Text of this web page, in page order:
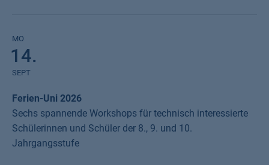
Weniger anzeigen
MO
14.
SEPT
Ferien-Uni 2026
Sechs spannende Workshops für technisch interessierte
Schülerinnen und Schüler der 8., 9. und 10.
Jahrgangsstufe